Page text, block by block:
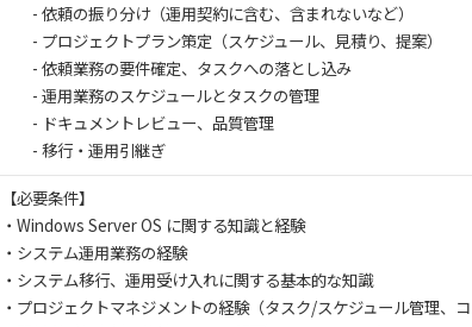
- 依頼の振り分け（運用契約に含む、含まれないなど）
- プロジェクトプラン策定（スケジュール、見積り、提案）
- 依頼業務の要件確定、タスクへの落とし込み
- 運用業務のスケジュールとタスクの管理
- ドキュメントレビュー、品質管理
- 移行・運用引継ぎ
【必要条件】
・Windows Server OS に関する知識と経験
・システム運用業務の経験
・システム移行、運用受け入れに関する基本的な知識
・プロジェクトマネジメントの経験（タスク/スケジュール管理、コ